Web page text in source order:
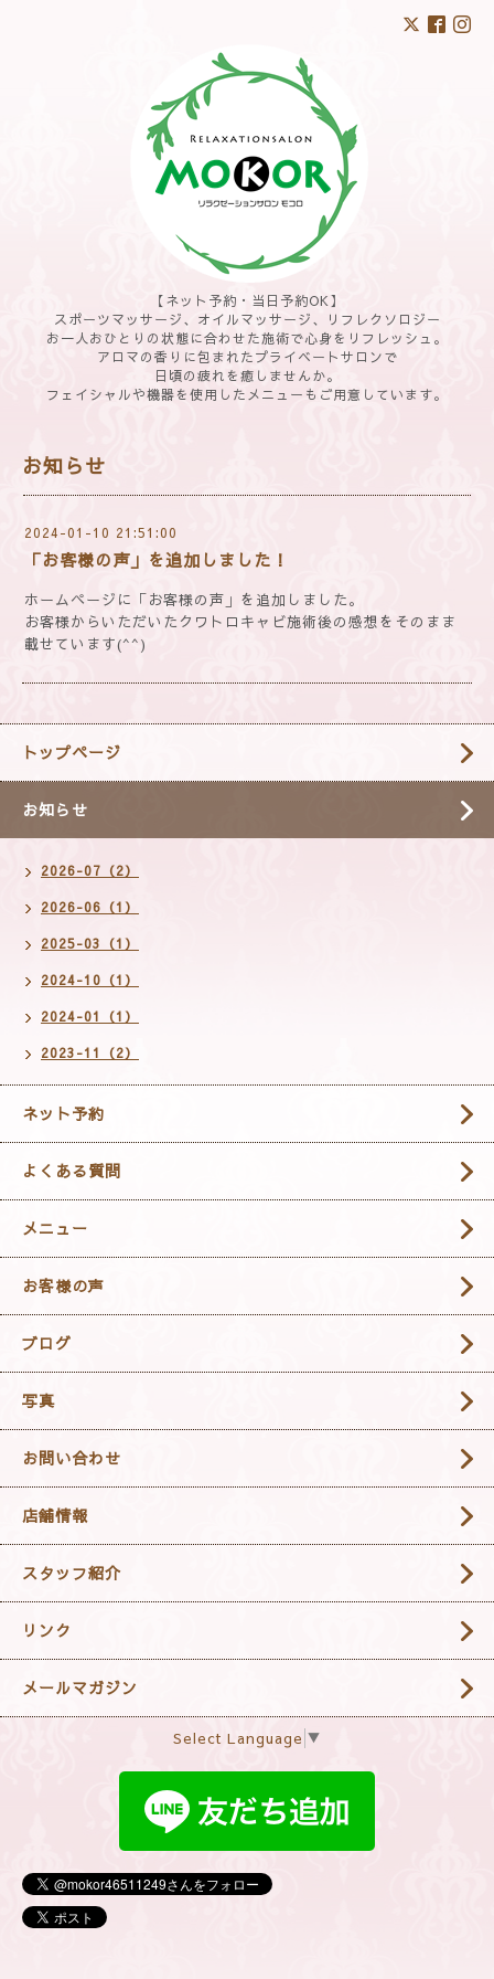
【ネット予約・当日予約OK】
スポーツマッサージ、オイルマッサージ、リフレクソロジー
お一人おひとりの状態に合わせた施術で心身をリフレッシュ。
アロマの香りに包まれたプライベートサロンで
日頃の疲れを癒しませんか。
フェイシャルや機器を使用したメニューもご用意しています。
お知らせ
2024-01-10 21:51:00
「お客様の声」を追加しました！
ホームページに「お客様の声」を追加しました。
お客様からいただいたクワトロキャビ施術後の感想をそのまま
載せています(^^)
トップページ
お知らせ
2026-07（2）
2026-06（1）
2025-03（1）
2024-10（1）
2024-01（1）
2023-11（2）
ネット予約
よくある質問
メニュー
お客様の声
ブログ
写真
お問い合わせ
店舗情報
スタッフ紹介
リンク
メールマガジン
Select Language ▼